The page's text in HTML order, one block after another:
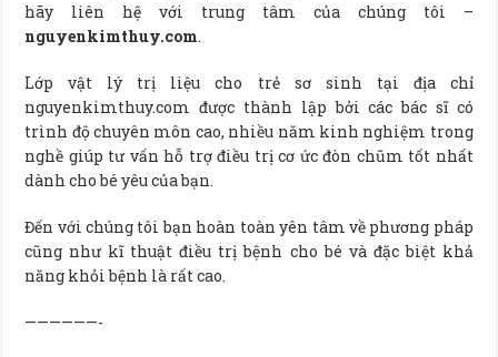
hãy liên hệ với trung tâm của chúng tôi –
nguyenkimthuy.com.
Lớp vật lý trị liệu cho trẻ sơ sinh tại địa chỉ
nguyenkimthuy.com được thành lập bởi các bác sĩ có
trình độ chuyên môn cao, nhiều năm kinh nghiệm trong
nghề giúp tư vấn hỗ trợ điều trị cơ ức đòn chũm tốt nhất
dành cho bé yêu của bạn.
Đến với chúng tôi bạn hoàn toàn yên tâm về phương pháp
cũng như kĩ thuật điều trị bệnh cho bé và đặc biệt khả
năng khỏi bệnh là rất cao.
——————-